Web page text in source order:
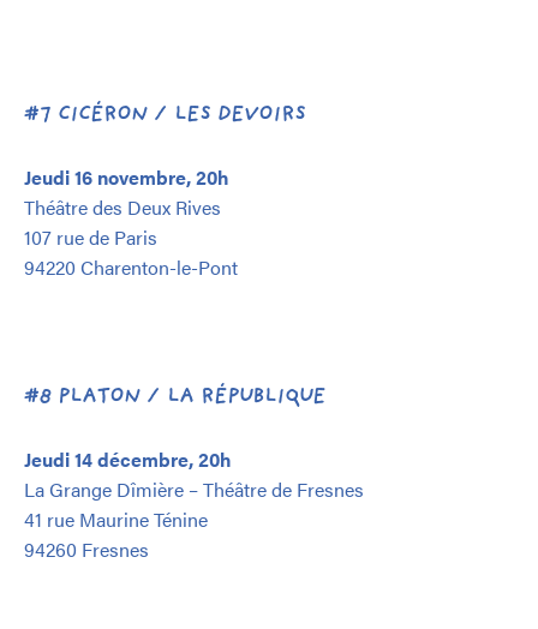
#7 CICÉRON / LES DEVOIRS
Jeudi 16 novembre, 20h
Théâtre des Deux Rives
107 rue de Paris
94220 Charenton-le-Pont
#8 PLATON / LA RÉPUBLIQUE
Jeudi 14 décembre, 20h
La Grange Dîmière – Théâtre de Fresnes
41 rue Maurine Ténine
94260 Fresnes